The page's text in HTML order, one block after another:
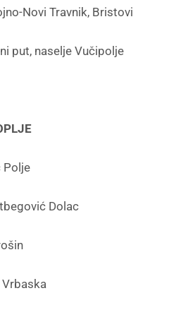
Novi Travnik, Bristovi
put, naselje Vučipolje
Polje
Dolac